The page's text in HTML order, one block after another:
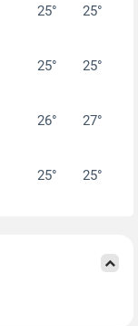
25° 25°
25° 25°
26° 27°
25° 25°